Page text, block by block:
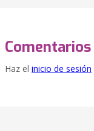
Comentarios
Haz el inicio de sesión